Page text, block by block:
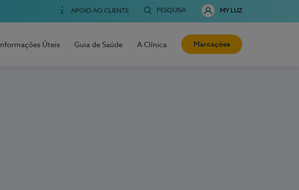
APOIO AO CLIENTE PESQUISA MY LUZ
Informações Úteis Guia de Saúde A Clínica Marcações